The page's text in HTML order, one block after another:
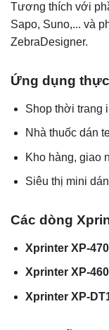
Tương thích với
Sapo, Suno,... và
ZebraDesigner.
Ứng dụng
Shop thời trang
Nhà thuốc dán
Kho hàng, giao
Siêu thị mini
Các dòng
Xprinter XP-
Xprinter XP-
Xprinter XP-